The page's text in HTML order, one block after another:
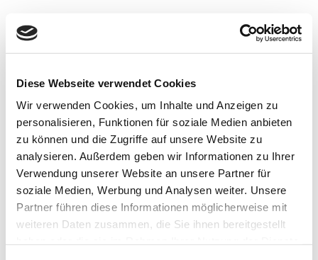
Diese Webseite verwendet Cookies
Wir verwenden Cookies, um Inhalte und Anzeigen zu
personalisieren, Funktionen für soziale Medien anbieten
zu können und die Zugriffe auf unsere Website zu
analysieren. Außerdem geben wir Informationen zu Ihrer
Verwendung unserer Website an unsere Partner für
soziale Medien, Werbung und Analysen weiter. Unsere
Partner führen diese Informationen möglicherweise mit
weiteren Daten zusammen, die Sie ihnen bereitgestellt
No Results Found
The page you requested could not be found. Try
refining your search, or use the navigation above to
locate the post.